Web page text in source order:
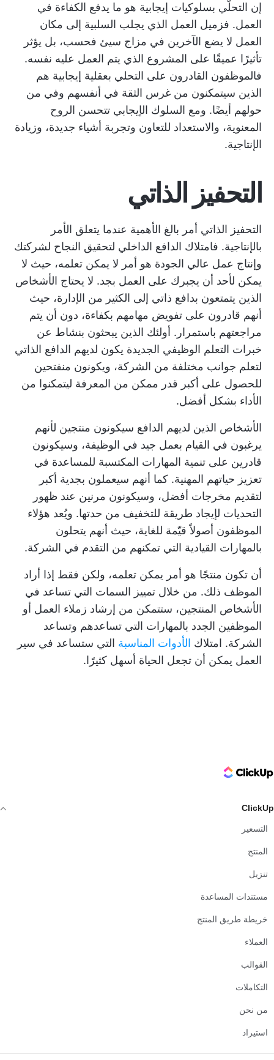
إن التحلّي بسلوكيات إيجابية هو ما يدفع الكفاءة في
العمل. فزميل العمل الذي يجلب السلبية إلى مكان
العمل لا يضع الآخرين في مزاج سيئ فحسب، بل يؤثر
تأثيرًا عميقًا على المشروع الذي يتم العمل عليه نفسه.
فالموظفون القادرون على التحلي بعقلية إيجابية هم
الذين سيتمكنون من غرس الثقة في أنفسهم وفي من
حولهم أيضًا. ومع السلوك الإيجابي تتحسن الروح
المعنوية، والاستعداد للتعاون وتجربة أشياء جديدة، وزيادة
الإنتاجية.
التحفيز الذاتي
التحفيز الذاتي أمر بالغ الأهمية عندما يتعلق الأمر
بالإنتاجية. فامتلاك الدافع الداخلي لتحقيق النجاح لشركتك
وإنتاج عمل عالي الجودة هو أمر لا يمكن تعلمه، حيث لا
يمكن لأحد أن يجبرك على العمل بجد. لا يحتاج الأشخاص
الذين يتمتعون بدافع ذاتي إلى الكثير من الإدارة، حيث
أنهم قادرون على تفويض مهامهم بكفاءة، دون أن يتم
مراجعتهم باستمرار. أولئك الذين يبحثون بنشاط عن
خبرات التعلم الوظيفي الجديدة يكون لديهم الدافع الذاتي
لتعلم جوانب مختلفة من الشركة، ويكونون منفتحين
للحصول على أكبر قدر ممكن من المعرفة ليتمكنوا من
الأداء بشكل أفضل.
الأشخاص الذين لديهم الدافع سيكونون منتجين لأنهم
يرغبون في القيام بعمل جيد في الوظيفة، وسيكونون
قادرين على تنمية المهارات المكتسبة للمساعدة في
تعزيز حياتهم المهنية. كما أنهم سيعملون بجدية أكبر
لتقديم مخرجات أفضل، وسيكونون مرنين عند ظهور
التحديات لإيجاد طريقة للتخفيف من حدتها. ويُعد هؤلاء
الموظفون أصولاً قيّمة للغاية، حيث أنهم يتحلون
بالمهارات القيادية التي تمكنهم من التقدم في الشركة.
أن تكون منتجًا هو أمر يمكن تعلمه، ولكن فقط إذا أراد
الموظف ذلك. من خلال تمييز السمات التي تساعد في
الأشخاص المنتجين، ستتمكن من إرشاد زملاء العمل أو
الموظفين الجدد بالمهارات التي تساعدهم وتساعد
الشركة. امتلاك الأدوات المناسبة التي ستساعد في سير
العمل يمكن أن تجعل الحياة أسهل كثيرًا.
ClickUp Logo
ClickUp
التسعير
المنتج
تنزيل
مستندات المساعدة
خريطة طريق المنتج
العملاء
القوالب
التكاملات
من نحن
استيراد